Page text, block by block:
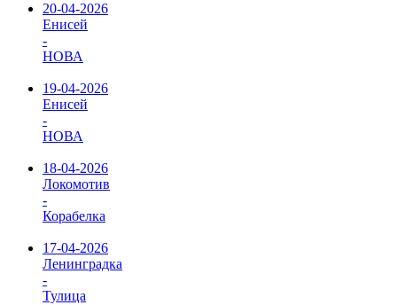
20-04-2026
Енисей
-
НОВА
19-04-2026
Енисей
-
НОВА
18-04-2026
Локомотив
-
Корабелка
17-04-2026
Ленинградка
-
Тулица